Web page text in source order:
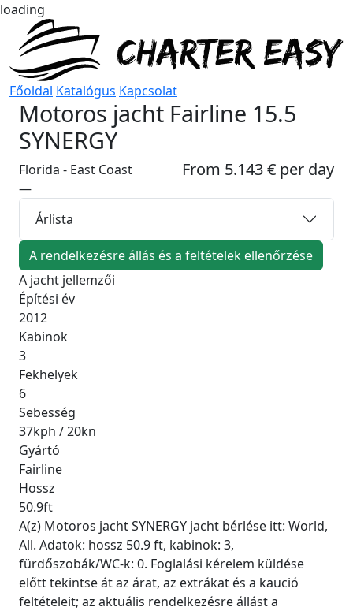
loading
Főoldal Katalógus Kapcsolat
Motoros jacht Fairline 15.5
SYNERGY
From 5.143 € per day
Florida - East Coast
—
Árlista
A rendelkezésre állás és a feltételek ellenőrzése
A jacht jellemzői
Építési év
2012
Kabinok
3
Fekhelyek
6
Sebesség
37kph / 20kn
Gyártó
Fairline
Hossz
50.9ft
A(z) Motoros jacht SYNERGY jacht bérlése itt: World,
All. Adatok: hossz 50.9 ft, kabinok: 3,
fürdőszobák/WC-k: 0. Foglalási kérelem küldése
előtt tekintse át az árat, az extrákat és a kaució
feltételeit; az aktuális rendelkezésre állást a